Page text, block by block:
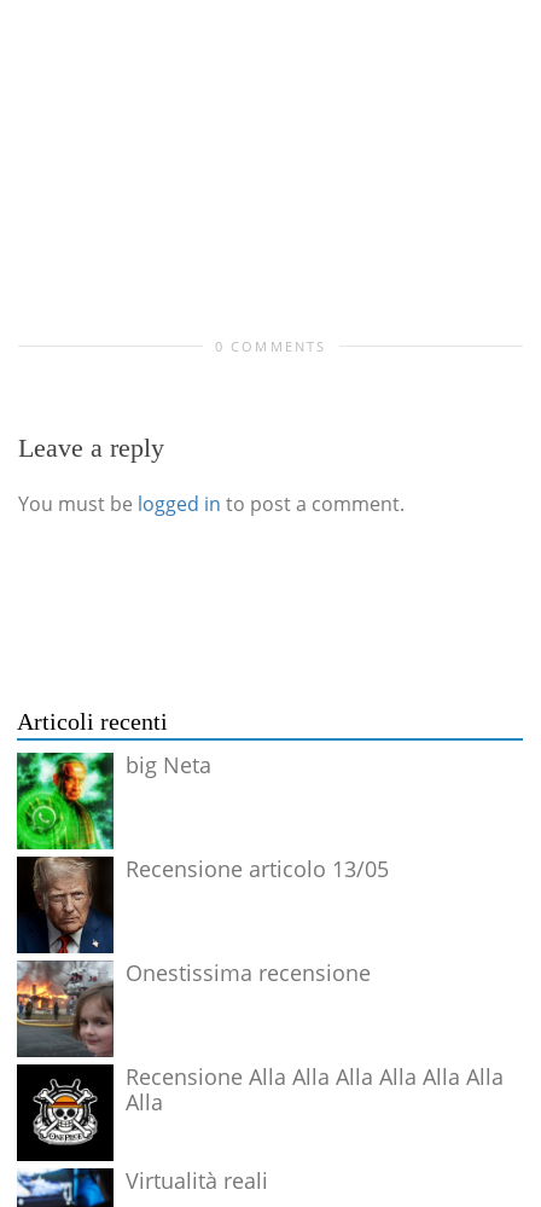
0 COMMENTS
Leave a reply
You must be logged in to post a comment.
Articoli recenti
big Neta
Recensione articolo 13/05
Onestissima recensione
Recensione Alla Alla Alla Alla Alla Alla
Alla
Virtualità reali